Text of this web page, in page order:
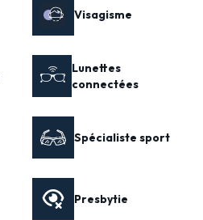
Visagisme
Lunettes
connectées
Spécialiste sport
Presbytie